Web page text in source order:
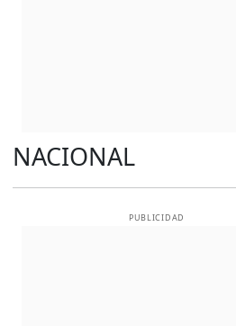
NACIONAL
PUBLICIDAD